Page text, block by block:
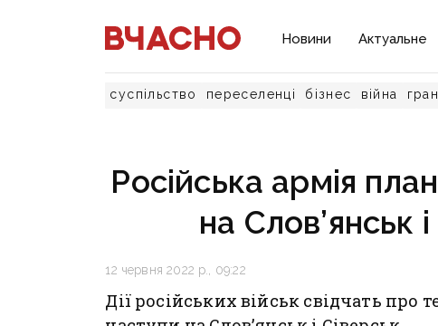
Новини Актуальне
суспільство переселенці бізнес війна
Російська армія
на Слов’янськ
12 червня 2022 р., 09:22
Дії російських військ свідчать про